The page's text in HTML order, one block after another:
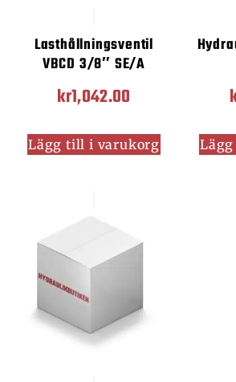
Lasthållningsventil
VBCD 3/8″ SE/A
kr1,042.00
Lägg till i varukorg